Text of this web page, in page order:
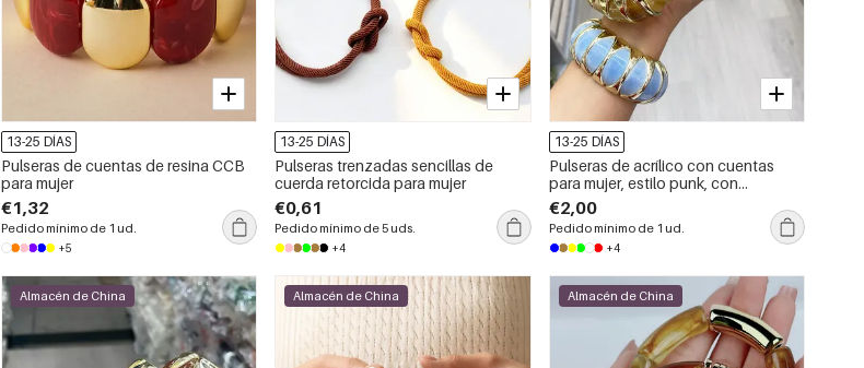
13-25 DÍAS
Pulseras de cuentas de resina CCB
para mujer
€1,32
Pedido mínimo de 1 ud.
+5
13-25 DÍAS
Pulseras trenzadas sencillas de
cuerda retorcida para mujer
€0,61
Pedido mínimo de 5 uds.
+4
13-25 DÍAS
Pulseras de acrílico con cuentas
para mujer, estilo punk, con
degradado de color y forma
geométrica.
€2,00
Pedido mínimo de 1 ud.
+4
Almacén de China Almacén de China Almacén de China